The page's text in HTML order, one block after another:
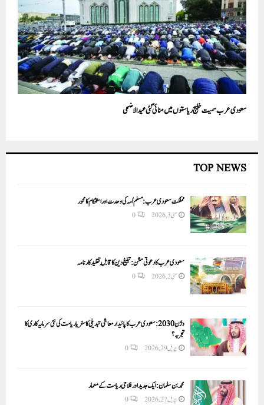
سعودی عرب سمیت خلیج ریاستوں میں منائی گئی عید الاضحی
TOP NEWS
مملکت سعودی عرب: مسلم اُمہ کی وحدت اور استحکام کا محور
مئی 3, 2026 0
سعودی عرب کا دعوتی مشن: تبلیغ دین کا قابلِ تقلید کارنامہ
مئی 2, 2026 0
وژن 2030:سعودی عرب کا پائیدار معاشی تبدیلی کا سفر یا ریاست کی نئی سرمایہ کاری کا
تجربہ؟
اپریل 29, 2026 0
محمد بن سلمان: ایک جدید اور فلاحی ریاست کے معمار
اپریل 27, 2026 0